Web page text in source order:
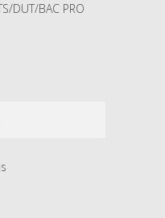
DUT/BAC PRO